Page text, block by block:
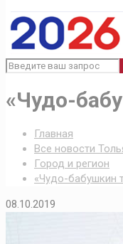
«Чудо-
Главная
Все новости
Город и регион
«Чудо-бабушкин
08.10.2019